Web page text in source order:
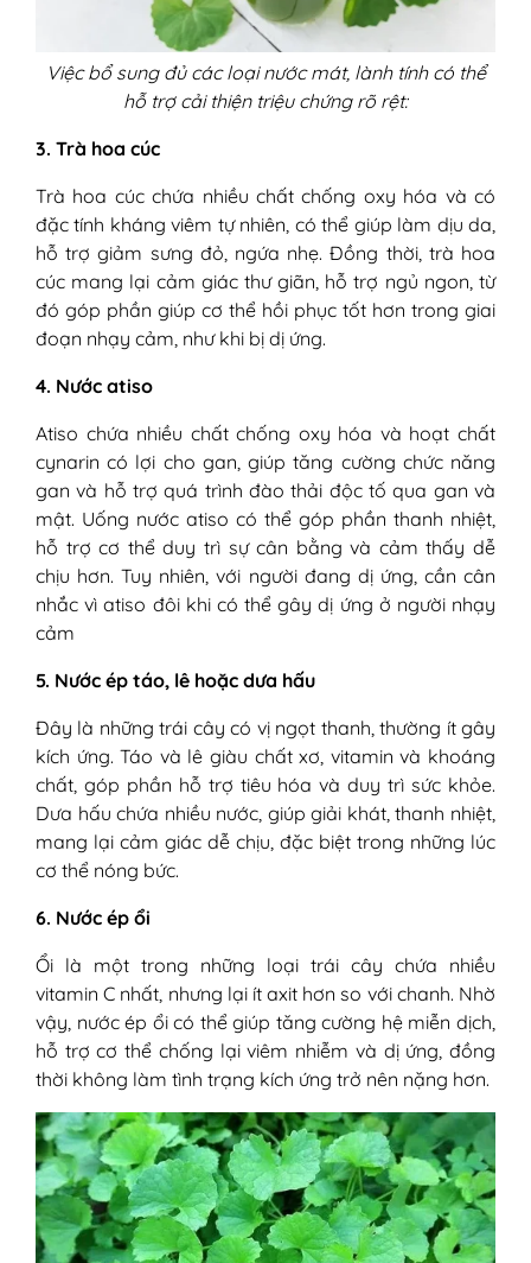
Việc bổ sung đủ các loại nước mát, lành tính có thể
hỗ trợ cải thiện triệu chứng rõ rệt:
3. Trà hoa cúc
Trà hoa cúc chứa nhiều chất chống oxy hóa và có
đặc tính kháng viêm tự nhiên, có thể giúp làm dịu da,
hỗ trợ giảm sưng đỏ, ngứa nhẹ. Đồng thời, trà hoa
cúc mang lại cảm giác thư giãn, hỗ trợ ngủ ngon, từ
đó góp phần giúp cơ thể hồi phục tốt hơn trong giai
đoạn nhạy cảm, như khi bị dị ứng.
4. Nước atiso
Atiso chứa nhiều chất chống oxy hóa và hoạt chất
cynarin có lợi cho gan, giúp tăng cường chức năng
gan và hỗ trợ quá trình đào thải độc tố qua gan và
mật. Uống nước atiso có thể góp phần thanh nhiệt,
hỗ trợ cơ thể duy trì sự cân bằng và cảm thấy dễ
chịu hơn. Tuy nhiên, với người đang dị ứng, cần cân
nhắc vì atiso đôi khi có thể gây dị ứng ở người nhạy
cảm
5. Nước ép táo, lê hoặc dưa hấu
Đây là những trái cây có vị ngọt thanh, thường ít gây
kích ứng. Táo và lê giàu chất xơ, vitamin và khoáng
chất, góp phần hỗ trợ tiêu hóa và duy trì sức khỏe.
Dưa hấu chứa nhiều nước, giúp giải khát, thanh nhiệt,
mang lại cảm giác dễ chịu, đặc biệt trong những lúc
cơ thể nóng bức.
6. Nước ép ổi
Ổi là một trong những loại trái cây chứa nhiều
vitamin C nhất, nhưng lại ít axit hơn so với chanh. Nhờ
vậy, nước ép ổi có thể giúp tăng cường hệ miễn dịch,
hỗ trợ cơ thể chống lại viêm nhiễm và dị ứng, đồng
thời không làm tình trạng kích ứng trở nên nặng hơn.